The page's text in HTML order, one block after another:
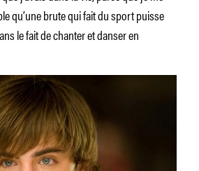
qu’une brute qui fait du sport puisse
le fait de chanter et danser en